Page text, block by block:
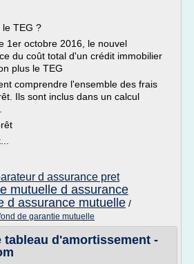
le TEG ?
1er octobre 2016, le nouvel
du coût total d'un crédit immobilier
plus le TEG
comprendre l'ensemble des frais
Ils sont inclus dans un calcul
d assurance pret
mutuelle d assurance
d assurance mutuelle /
de garantie mutuelle
tableau d'amortissement -